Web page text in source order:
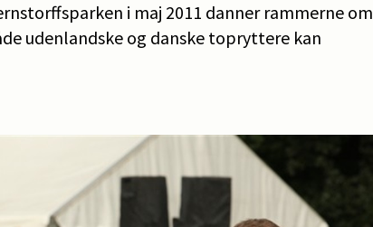
i maj 2011 danner rammerne om
udenlandske og danske topryttere kan